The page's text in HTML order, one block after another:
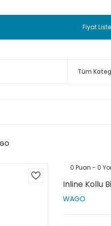
Tip Termokupul Ürünlerinde
TC Standart Bayonet J Tip
Fiyat
0 Puan - 0
Inline Kollu
WAGO